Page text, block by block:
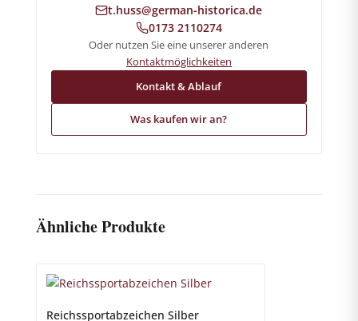
t.huss@german-historica.de
0173 2110274
Oder nutzen Sie eine unserer anderen
Kontaktmöglichkeiten
Kontakt & Ablauf
Was kaufen wir an?
Ähnliche Produkte
Reichssportabzeichen Silber